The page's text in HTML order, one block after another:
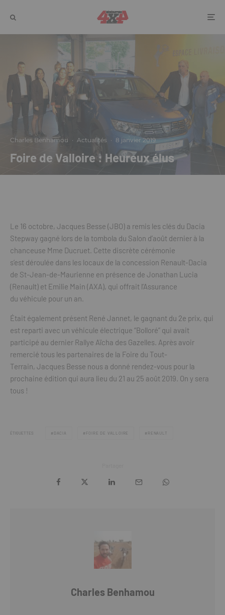
Charles Benhamou · Actualités · 8 janvier 2019
Foire de Valloire : Heureux élus
Le 16 octobre, Jacques Besse (JBO) a remis les clés du Dacia
Stepway gagné lors de la tombola du Salon d’août dernier à la
chanceuse Mme Ducruet. Cette discrète cérémonie
s’est déroulée dans les locaux de la concession Renault-Dacia
de St-Jean-de-Maurienne en présence de Jonathan Lucia
(Renault) et Emilie Main (AXA), qui offrait l’Assurance
du véhicule pour un an.
Était également présent René Jannet, le gagnant du 2e prix, qui
est reparti avec un véhicule électrique “Bolloré” qui avait
participé au dernier Rallye Aïcha des Gazelles. Après avoir
remercié tous les partenaires de la Foire du Tout-
Terrain, Jacques Besse nous a donné rendez-vous pour la
prochaine édition qui aura lieu du 21 au 25 août 2019. On y sera
tous !
ÉTIQUETTES DACIA FOIRE DE VALLOIRE RENAULT
Charles Benhamou